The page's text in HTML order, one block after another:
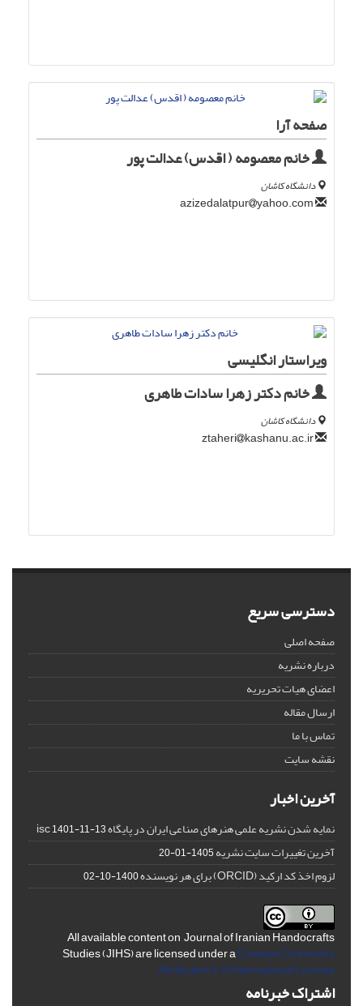
صفحه آرا
خانم معصومه ( اقدس) عدالت پور
دانشگاه کاشان
yahoo.com
ویراستار انگلیسی
خانم دکتر زهرا سادات طاهری
دانشگاه کاشان
kashanu.ac.ir
دسترسی سریع
صفحه اصلی
درباره نشریه
اعضای هیات تحریریه
ارسال مقاله
تماس با ما
نقشه سایت
آخرین اخبار
نمایه شدن نشریه علمی هنرهای صناعی ایران در پایگاه isc1401-11-13
آخرین تغییرات سایت نشریه1405-01-20
لزوم اخذ کد ارکید (ORCID) برای هر نویسنده 1400-10-02
All available content on Journal of Iranian Handocrafts
Studies (JIHS) are licensed under aCreative Commons
Attribution 4.0 International License
اشتراک خبرنامه